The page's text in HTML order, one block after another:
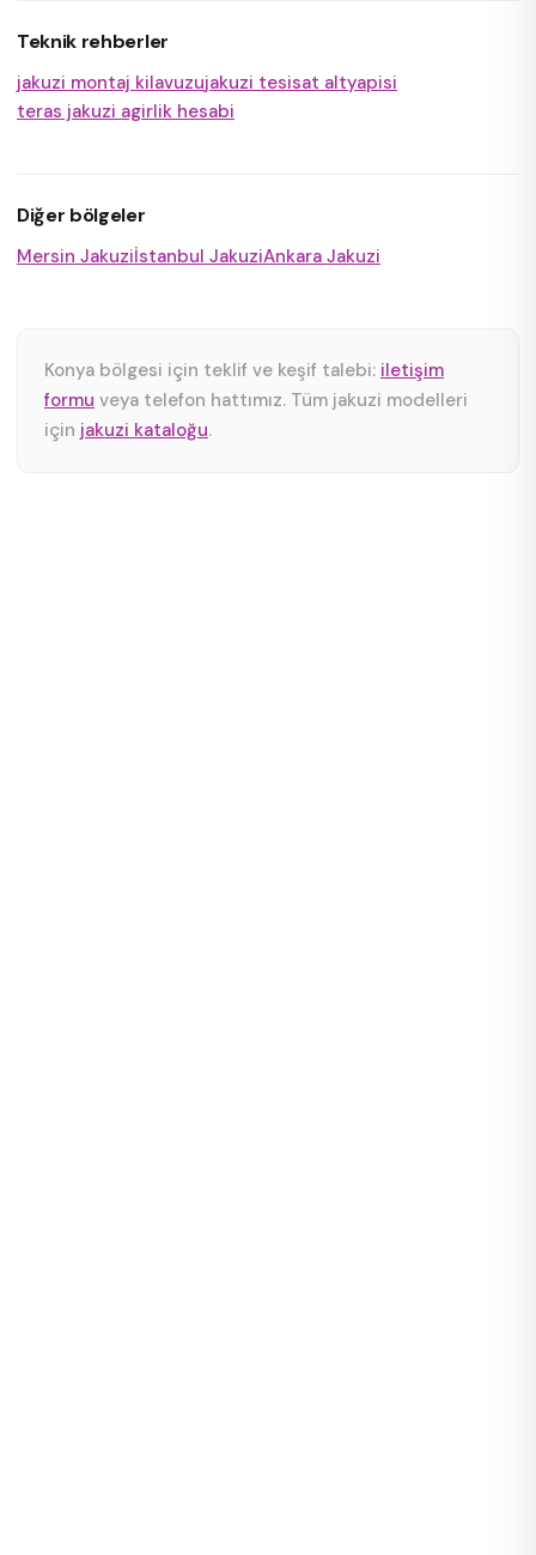
Teknik rehberler
jakuzi montaj kilavuzujakuzi tesisat altyapisi
teras jakuzi agirlik hesabi
Diğer bölgeler
Mersin Jakuziİstanbul JakuziAnkara Jakuzi
Konya bölgesi için teklif ve keşif talebi: iletişim
formu veya telefon hattımız. Tüm jakuzi modelleri
için jakuzi kataloğu.